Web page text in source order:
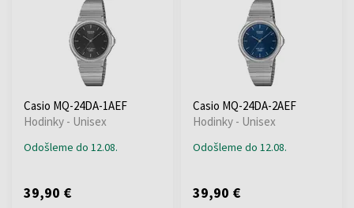
Casio MQ-24DA-1AEF
Hodinky - Unisex
Odošleme do 12.08.
39,90 €
Casio MQ-24DA-2AEF
Hodinky - Unisex
Odošleme do 12.08.
39,90 €